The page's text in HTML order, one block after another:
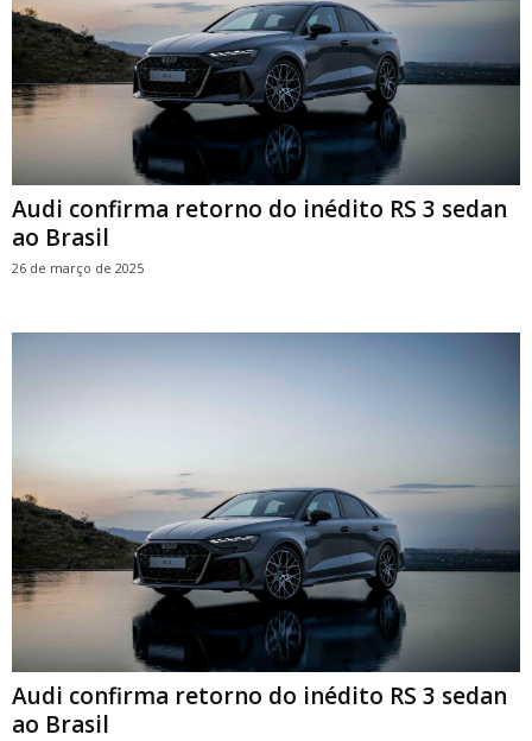
Audi confirma retorno do inédito RS 3 sedan
ao Brasil
26 de março de 2025
Audi confirma retorno do inédito RS 3 sedan
ao Brasil